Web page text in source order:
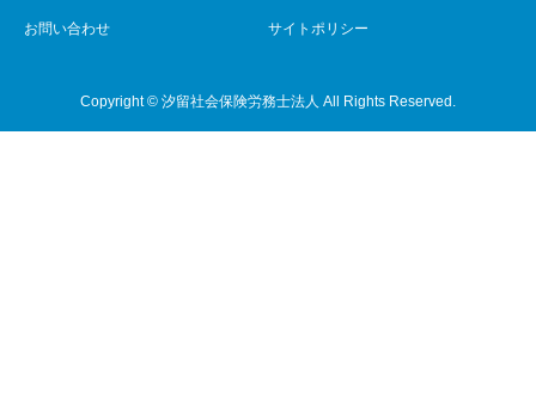
お問い合わせ サイトポリシー
Copyright © 汐留社会保険労務士法人 All Rights Reserved.